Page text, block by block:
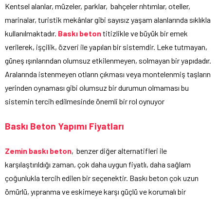
Kentsel alanlar, müzeler, parklar, bahçeler rıhtımlar, oteller,
marinalar, turistik mekânlar gibi sayısız yaşam alanlarında sıklıkla
kullanılmaktadır. Baskı betontitizlikle ve büyük bir emek
verilerek, işçilik, özveri ile yapılan bir sistemdir. Leke tutmayan,
güneş ışınlarından olumsuz etkilenmeyen, solmayan bir yapıdadır.
Aralarında istenmeyen otların çıkması veya montelenmiş taşların
yerinden oynaması gibi olumsuz bir durumun olmaması bu
sistemin tercih edilmesinde önemli bir rol oynuyor
Baskı Beton Yapımı Fiyatları
Zemin baskı beton, benzer diğer alternatifleri ile
karşılaştırıldığı zaman, çok daha uygun fiyatlı, daha sağlam
çoğunlukla tercih edilen bir seçenektir. Baskı beton çok uzun
ömürlü, yıpranma ve eskimeye karşı güçlü ve korumalı bir